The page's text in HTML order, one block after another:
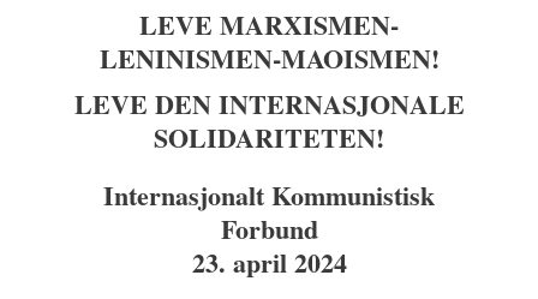
LEVE MARXISMEN-
LENINISMEN-MAOISMEN!
LEVE DEN INTERNASJONALE
SOLIDARITETEN!
Internasjonalt Kommunistisk
Forbund
23. april 2024